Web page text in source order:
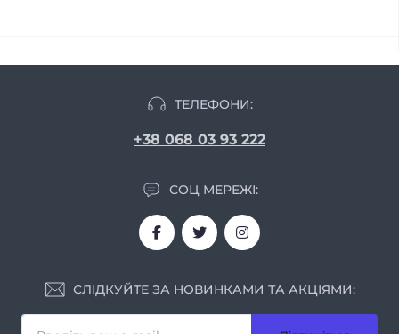
ТЕЛЕФОНИ:
+38 068 03 93 222
СОЦ МЕРЕЖІ:
СЛІДКУЙТЕ ЗА НОВИНКАМИ ТА АКЦІЯМИ: